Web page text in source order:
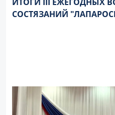
СОСТЯЗАНИЙ